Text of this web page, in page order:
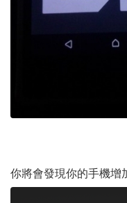
你將會發現你的手機增